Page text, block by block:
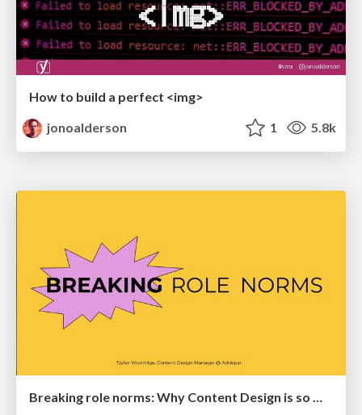
How to build a perfect <img>
jonoalderson
1 5.8k
Breaking role norms: Why Content Design is so much more than writing copy - Taylor Woolridge